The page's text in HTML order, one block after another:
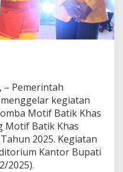
, – Pemerintah
kegiatan
Motif Batik Khas
Motif Batik Khas
2025. Kegiatan
Kantor Bupati
2025).